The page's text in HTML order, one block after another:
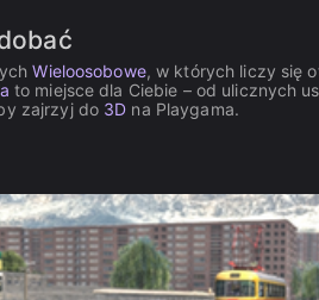
Wieloosobowe, w których liczy się
to miejsce dla Ciebie – od ulicznych
zajrzyj do 3D na Playgama.